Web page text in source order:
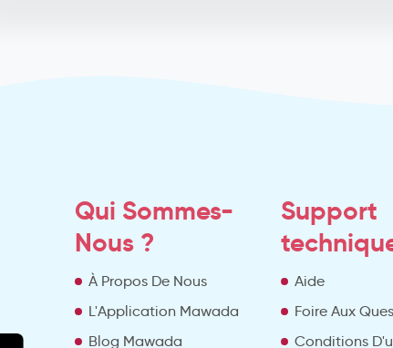
Qui Sommes-
Nous ?
À Propos De Nous
L'Application Mawada
Blog Mawada
Support
Aide
Foire Aux
Conditions